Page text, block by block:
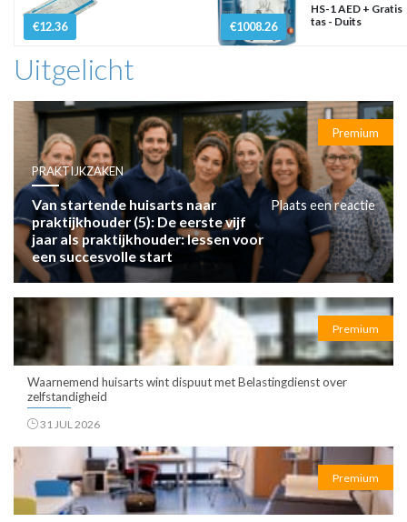
€12.36 €1008.26
HS-1 AED + Gratis
tas - Duits
Uitgelicht
Premium
PRAKTIJKZAKEN
Van startende huisarts naar
praktijkhouder (5): De eerste vijf
jaar als praktijkhouder: lessen voor
een succesvolle start
Plaats een reactie
Premium
Waarnemend huisarts wint dispuut met Belastingdienst over
zelfstandigheid
31 JUL 2026
Premium